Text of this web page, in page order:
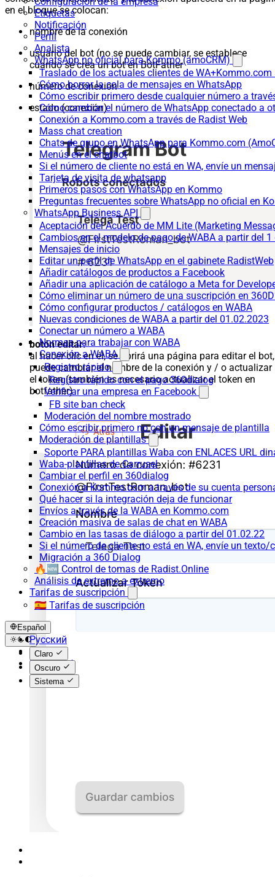
Etiquetas
Notificación
Perfil
Analista
WhatsApp no oficial para Kommo (amoCRM)
Traslado de los actuales clientes de
Cómo borrar la cola de mensajes en WhatsApp
Cómo escribir primero desde cualquier número a
Cómo cambiar el número de WhatsApp conectado a
Conexión a Kommo.com a través de Radist Web
Mass chat creation
Chats de grupo en WhatsApp para Kommo.com
Menús en el chatbot
Si el número de cliente no está en WA, envíe un
Tarjeta de visita de whatsapp
Primeros pasos con WhatsApp en Kommo
Preguntas frecuentes sobre WhatsApp no oficial en
WhatsApp Business API
Aceptación del Acuerdo de MM Lite (Marketing
Cambios en el modelo de pago de WABA a partir del
Mensajes de inicio
Editar un perfil de WhatsApp en el gabinete RadistWeb
Añadir catálogos de productos a Facebook
Añadir una aplicación de catálogo a Meta for
Cómo eliminar un número de una suscripción en
Cómo configurar productos / catálogos en WABA
Nuevas condiciones de WABA a partir del 01.02.2023
Conectar un número a WABA
Normas para trabajar con WABA
Conexión a WABA
Registro rápido
Registro rápido con el pago 360dialog
Verificar una empresa en Facebook
FB site ban check
Moderación del nombre mostrado
Cómo escribir primero no con un mensaje de plantilla
Moderación de plantillas
Soporte PARA plantillas Waba con ENLACES URL
Waba-plantillas de Carrusel
Cambiar el perfil en 360dialog
Conexión a Kommo.com a través de su cuenta
Qué hacer si la integración deja de funcionar
Envíos a través de la WABA en Kommo.com
Creación masiva de salas de chat en WABA
Cambio en las tasas de diálogo a partir del 01.02.22
Si el número de cliente no está en WA, envíe un
Migración a 360 Dialog
🔥🆕 Control de tomas de Radist.Online
Análisis de extremo a extremo
Tarifas de suscripción
🇪🇸 Tarifas de suscripción
Español
Русский
English
Español
Claro
Oscuro
Sistema
en el bloque se colocan:
nombre de la conexión
usuario del bot (no se puede cambiar, se establece
cuando se crea un bot en BotFather
número de conexión
estado (conexión)
botón editar:
al hacer clic en él, se abrirá una página para editar el bot,
puede cambiar el nombre de la conexión y / o actualizar
el token (también es necesario actualizar el token en
botfather)